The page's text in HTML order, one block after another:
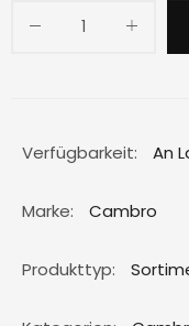
Verfügbarkeit: An
Marke: Cambro
Produkttyp: